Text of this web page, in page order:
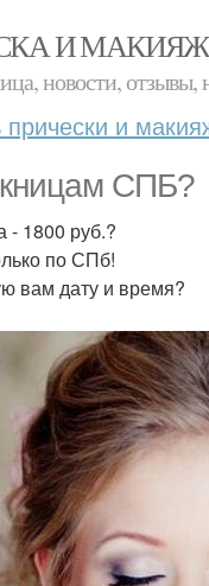
И МАКИЯЖ
новости, отзывы,
прически и
СПБ?
- 1800 руб.?
по СПб!
вам дату и время?